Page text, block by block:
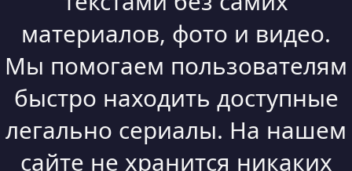
материалов, фото и видео.
Мы помогаем пользователям
быстро находить доступные
легально сериалы. На нашем
сайте не хранится никаких